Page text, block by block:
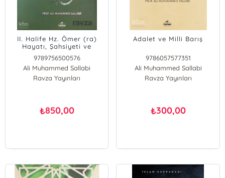
II. Halife Hz. Ömer (ra)
Hayatı, Şahsiyeti ve
Dönemi; İslam Tarihi
Raşid Halifeler Dönemi
9789756500576
Ali Muhammed Sallabi
Ravza Yayınları
₺850,00
Adalet ve Milli Barış
9786057577351
Ali Muhammed Sallabi
Ravza Yayınları
₺300,00